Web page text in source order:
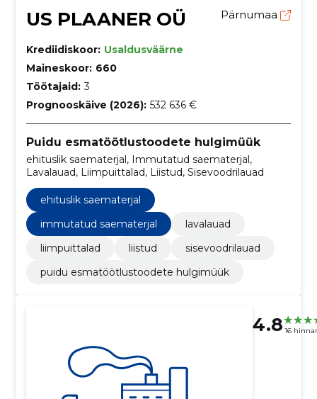
US PLAANER OÜ Pärnumaa
Krediidiskoor: Usaldusväärne
Maineskoor: 660
Töötajaid: 3
Prognooskäive (2026): 532 636 €
Puidu esmatöötlustoodete hulgimüük
ehituslik saematerjal, Immutatud saematerjal,
Lavalauad, Liimpuittalad, Liistud, Sisevoodrilauad
ehituslik saematerjal
immutatud saematerjal
lavalauad
liimpuittalad
liistud
sisevoodrilauad
puidu esmatöötlustoodete hulgimüük
4.8 16